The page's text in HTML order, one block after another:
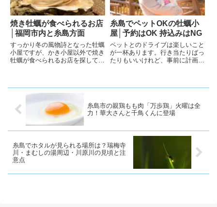
焼き牡蠣が食べられるお店
│福岡市内と糸島方面
すっかり冬の風物詩となった牡蠣
小屋ですが、かき小屋以外で焼き
牡蠣が食べられるお店を探してみ
糸島でペットOKの牡蠣小
屋│予約はOK 持込みはNG
ペットとのドライブは楽しいこと
が一杯あります。行き当たりばっ
たりもいいけれど、事前に計画を
つ...
糸島市の親鶏もも肉「万歩鶏」火曜は全
力！華大さんと千鳥くんに登場
糸島でホタルが見られる場所は？瑞梅寺
川・まむしの湯周辺・川原川の見頃と注
意点